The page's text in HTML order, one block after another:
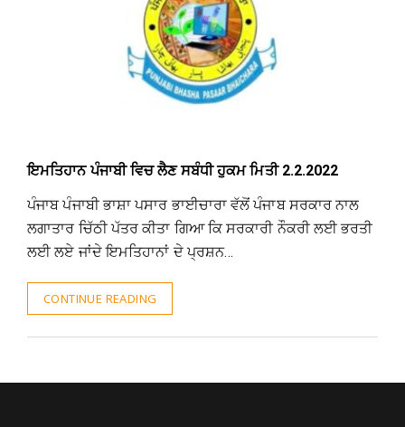
ਇਮਤਿਹਾਨ ਪੰਜਾਬੀ ਵਿਚ ਲੈਣ ਸਬੰਧੀ ਹੁਕਮ ਮਿਤੀ 2.2.2022
ਪੰਜਾਬ ਪੰਜਾਬੀ ਭਾਸ਼ਾ ਪਸਾਰ ਭਾਈਚਾਰਾ ਵੱਲੋਂ ਪੰਜਾਬ ਸਰਕਾਰ ਨਾਲ
ਲਗਾਤਾਰ ਚਿੱਠੀ ਪੱਤਰ ਕੀਤਾ ਗਿਆ ਕਿ ਸਰਕਾਰੀ ਨੌਕਰੀ ਲਈ ਭਰਤੀ
ਲਈ ਲਏ ਜਾਂਦੇ ਇਮਤਿਹਾਨਾਂ ਦੇ ਪ੍ਰਸ਼ਨ…
CONTINUE READING